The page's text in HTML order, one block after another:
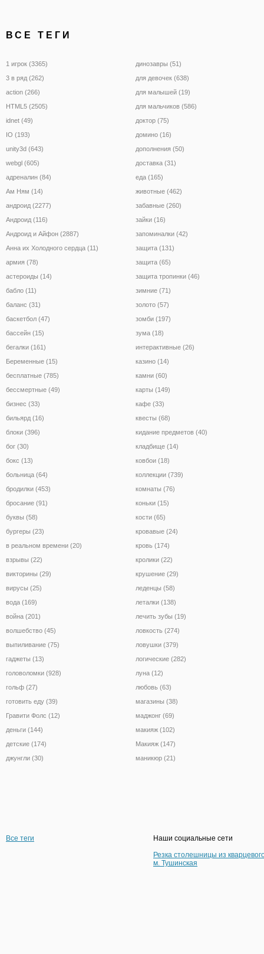
ВСЕ ТЕГИ
1 игрок (3365)
3 в ряд (262)
action (266)
HTML5 (2505)
idnet (49)
IO (193)
unity3d (643)
webgl (605)
адреналин (84)
Ам Ням (14)
андроид (2277)
Андроид (116)
Андроид и Айфон (2887)
Анна их Холодного сердца (11)
армия (78)
астероиды (14)
бабло (11)
баланс (31)
баскетбол (47)
бассейн (15)
бегалки (161)
Беременные (15)
бесплатные (785)
бессмертные (49)
бизнес (33)
бильярд (16)
блоки (396)
бог (30)
бокс (13)
больница (64)
бродилки (453)
бросание (91)
буквы (58)
бургеры (23)
в реальном времени (20)
взрывы (22)
викторины (29)
вирусы (25)
вода (169)
война (201)
волшебство (45)
выпиливание (75)
гаджеты (13)
головоломки (928)
гольф (27)
готовить еду (39)
Гравити Фолс (12)
деньги (144)
детские (174)
джунгли (30)
динозавры (51)
для девочек (638)
для малышей (19)
для мальчиков (586)
доктор (75)
домино (16)
дополнения (50)
доставка (31)
еда (165)
животные (462)
забавные (260)
зайки (16)
запоминалки (42)
защита (131)
защита (65)
защита тропинки (46)
зимние (71)
золото (57)
зомби (197)
зума (18)
интерактивные (26)
казино (14)
камни (60)
карты (149)
кафе (33)
квесты (68)
кидание предметов (40)
кладбище (14)
ковбои (18)
коллекции (739)
комнаты (76)
коньки (15)
кости (65)
кровавые (24)
кровь (174)
кролики (22)
крушение (29)
леденцы (58)
леталки (138)
лечить зубы (19)
ловкость (274)
ловушки (379)
логические (282)
луна (12)
любовь (63)
магазины (38)
маджонг (69)
макияж (102)
Макияж (147)
маникюр (21)
Все теги
Наши социальные сети
Резка столешницы из
м. Тушинская